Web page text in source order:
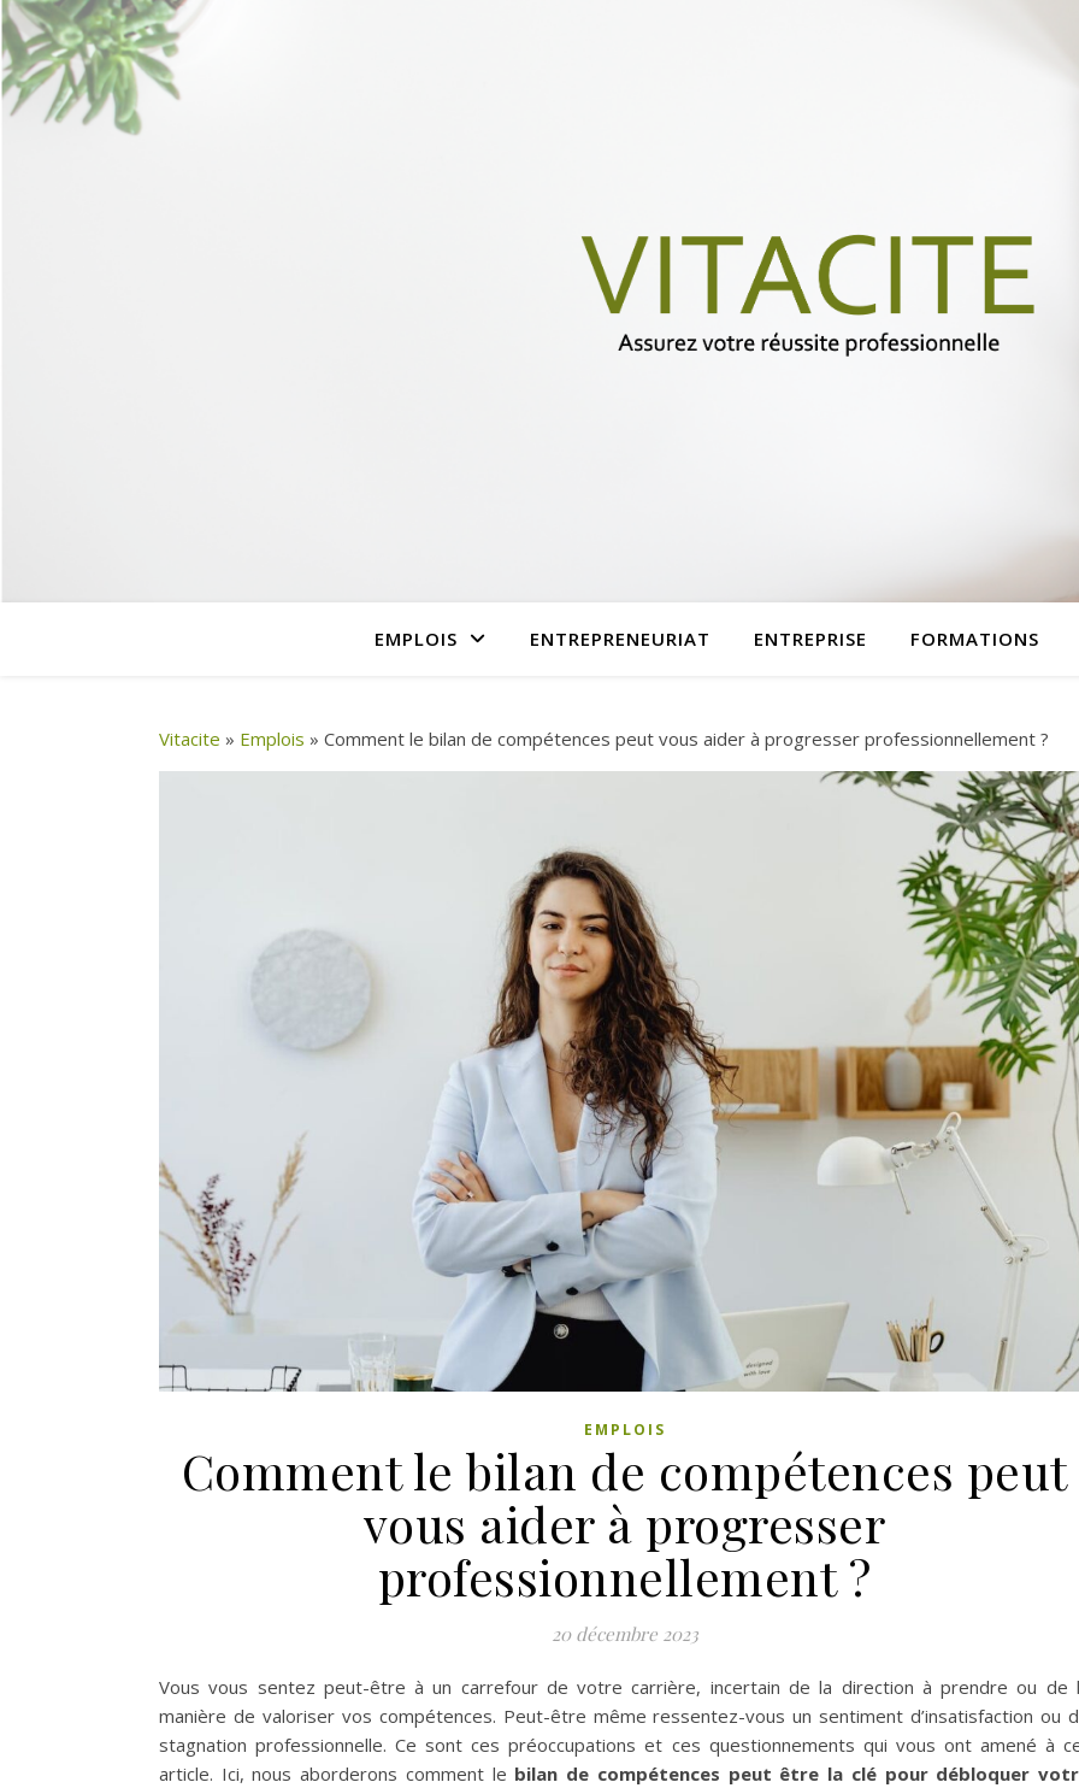
EMPLOIS ENTREPRENEURIAT ENTREPRISE FORMATIONS
Vitacite » Emplois » Comment le bilan de compétences peut vous aider à progresser professionnellement ?
EMPLOIS
Comment le bilan de compétences peut
vous aider à progresser
professionnellement ?
20 décembre 2023
Vous vous sentez peut-être à un carrefour de votre carrière, incertain de la direction à prendre ou de
manière de valoriser vos compétences. Peut-être même ressentez-vous un sentiment d’insatisfaction ou
stagnation professionnelle. Ce sont ces préoccupations et ces questionnements qui vous ont amené à
article. Ici, nous aborderons comment le bilan de compétences peut être la clé pour débloquer